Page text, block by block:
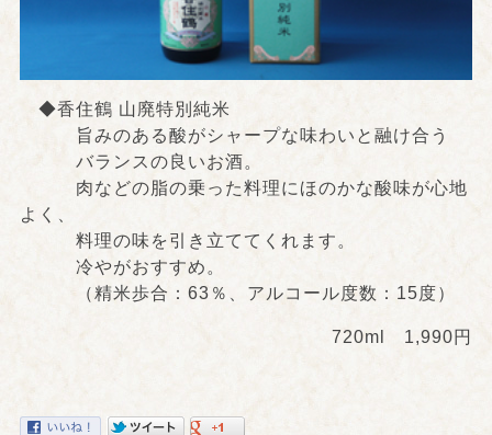
◆香住鶴 山廃特別純米
旨みのある酸がシャープな味わいと融け合う
バランスの良いお酒。
肉などの脂の乗った料理にほのかな酸味が心地
よく、
料理の味を引き立ててくれます。
冷やがおすすめ。
（精米歩合：63％、アルコール度数：15度）
720ml 1,990円